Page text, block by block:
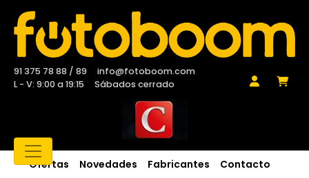
91 375 78 88 / 89
info@fotoboom.com
L - V: 9:00 a 19:15
Sábados cerrado
Ofertas Novedades Fabricantes Contacto